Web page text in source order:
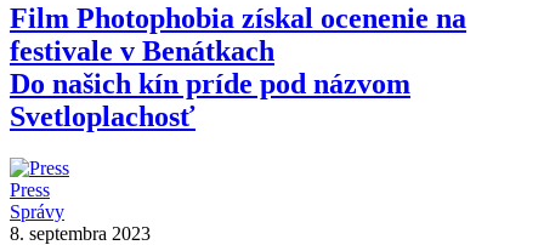
Film Photophobia získal ocenenie na
festivale v Benátkach
Do našich kín príde pod názvom
Svetloplachosť
Press
Správy
8. septembra 2023